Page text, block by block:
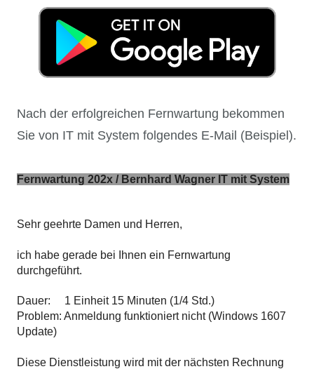
Nach der erfolgreichen Fernwartung bekommen
Sie von IT mit System folgendes E-Mail (Beispiel).
Fernwartung 202x / Bernhard Wagner IT mit System
Sehr geehrte Damen und Herren,
ich habe gerade bei Ihnen ein Fernwartung
durchgeführt.
Dauer: 1 Einheit 15 Minuten (1/4 Std.)
Problem: Anmeldung funktioniert nicht (Windows 1607
Update)
Diese Dienstleistung wird mit der nächsten Rechnung